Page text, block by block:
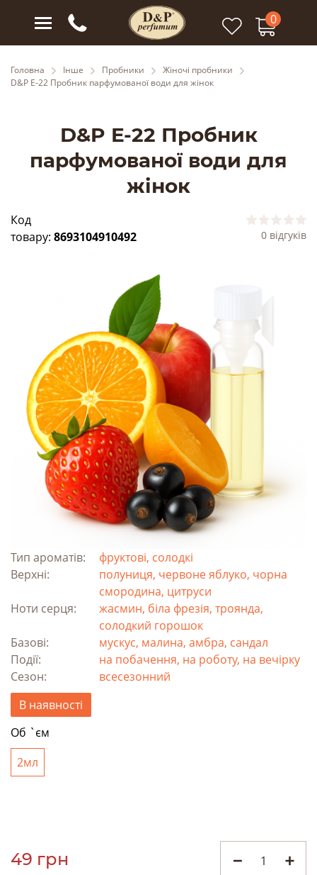
0
Головна Інше Пробники
Жіночі пробники
D&P E-22 Пробник парфумованої води для жінок
D&P E-22 Пробник
парфумованої води для
жінок
Код
товару: 8693104910492 0 відгуків
Тип ароматів:
фруктові, солодкі
Верхні:
полуниця, червоне яблуко, чорна
смородина, цитруси
Ноти серця:
жасмин, біла фрезія, троянда,
солодкий горошок
Базові:
мускус, малина, амбра, сандал
Події:
на побачення, на роботу, на вечірку
Сезон:
всесезонний
В наявності
Об `єм
2мл
49 грн